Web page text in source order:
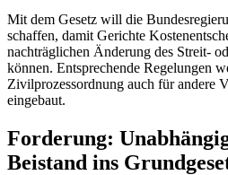
Mit dem Gesetz will die
schaffen, damit Gerichte
nachträglichen Änderung des Streit-
können. Entsprechende Regelungen
Zivilprozessordnung auch für andere
eingebaut.
Forderung:
Beistand ins